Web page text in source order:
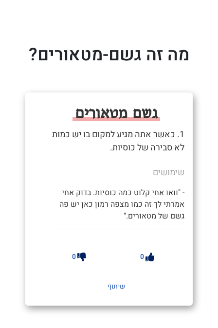
מה זה גשם-מטאורים?
גשם מטאורים
1. כאשר אתה מגיע למקום בו יש כמות
לא סבירה של כוסיות.
שימושים
- "וואו אחי קלוט כמה כוסיות. בדוק אחי
אמרתי לך זה כמו מצפה רמון כאן יש פה
גשם של מטאורים."
0
0
שיתוף